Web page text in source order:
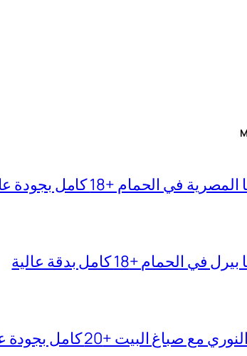
في الحمام +18 كامل بجودة عالية
الحمام +18 كامل بدقة عالية
مع صباغ البيت +20 كامل بجودة عالية